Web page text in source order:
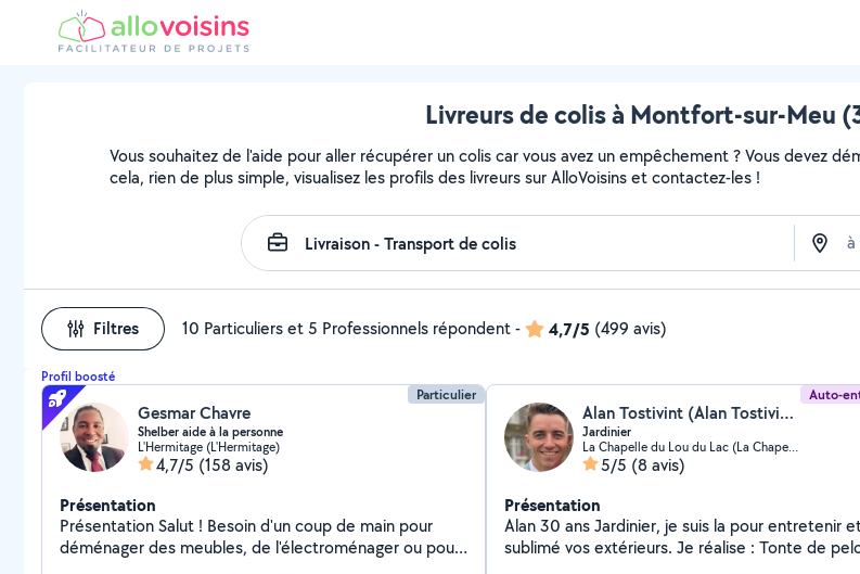
Livreurs de colis à Montfort-sur-Meu
Vous souhaitez de l'aide pour aller récupérer un colis car vous avez un empêchement ? Vous devez
cela, rien de plus simple, visualisez les profils des livreurs sur AlloVoisins et contactez-les !
à
Filtres 10 Particuliers et 5 Professionnels répondent- 4,7/5 (499 avis)
Profil boosté
Particulier
Gesmar Chavre
Shelber aide à la personne
L'Hermitage (L'Hermitage)
4,7/5 (158 avis)
Présentation
Présentation Salut ! Besoin d'un coup de main pour
déménager des meubles, de l'électroménager ou pour
Auto-
Alan Tostivint (Alan Tostivint)
Jardinier
La Chapelle du Lou du Lac (La Chapelle du Lou du Lac)
5/5 (8 avis)
Présentation
Alan 30 ans Jardinier, je suis la pour entretenir
sublimé vos extérieurs. Je réalise : Tonte de pelouse